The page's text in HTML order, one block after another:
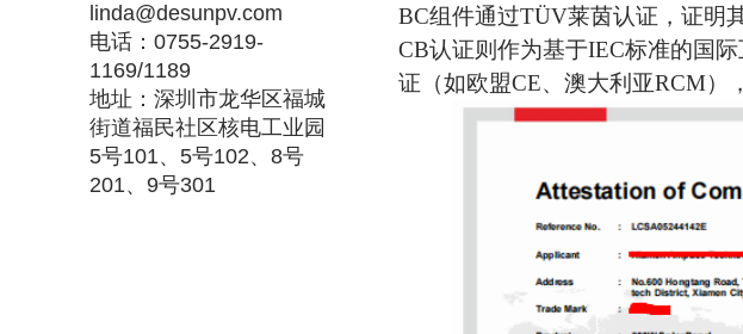
linda@desunpv.com
电话：0755-2919-
1169/1189
地址：深圳市龙华区福城
街道福民社区核电工业园
5号101、5号102、8号
201、9号301
BC组件通过TÜV莱茵认证，证明
‌CB认证则 作为基于IEC标准的国
证（如欧盟CE、澳大利亚RCM）